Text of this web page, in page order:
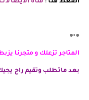
اضغط هنا : قناة
●•●
المتاجر تزعلك و متجرنا
بعد ماتطلب وتقيم راح